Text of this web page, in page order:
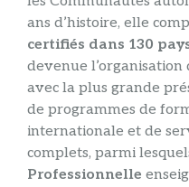
ans d’histoire, elle
certifiés dans 130
devenue l’organisation
avec la plus grande
de programmes de
internationale et de
complets, parmi
Professionnelle